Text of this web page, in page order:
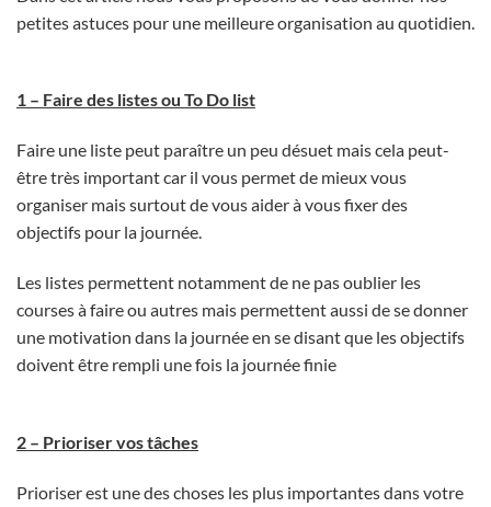
petites astuces pour une meilleure organisation au quotidien.
1 – Faire des listes ou To Do list
Faire une liste peut paraître un peu désuet mais cela peut-
être très important car il vous permet de mieux vous
organiser mais surtout de vous aider à vous fixer des
objectifs pour la journée.
Les listes permettent notamment de ne pas oublier les
courses à faire ou autres mais permettent aussi de se donner
une motivation dans la journée en se disant que les objectifs
doivent être rempli une fois la journée finie
2 – Prioriser vos tâches
Prioriser est une des choses les plus importantes dans votre